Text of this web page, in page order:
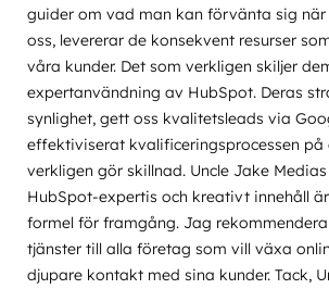
guider om vad man kan förvänta sig
oss, levererar de konsekvent resurser
våra kunder. Det som verkligen skiljer
expertanvändning av HubSpot. Deras
synlighet, gett oss kvalitetsleads via
effektiviserat kvalificeringsprocessen på
verkligen gör skillnad. Uncle Jake
HubSpot-expertis och kreativt innehåll
formel för framgång. Jag
tjänster till alla företag som vill växa
djupare kontakt med sina kunder. Tack,